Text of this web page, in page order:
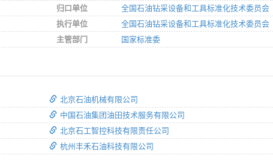
归口单位
全国石油钻采设备和工具标准化技术委员会
执行单位
全国石油钻采设备和工具标准化技术委员会
主管部门
国家标准委
北京石油机械有限公司
中国石油集团油田技术服务有限公司
北京石工智控科技有限责任公司
杭州丰禾石油科技有限公司